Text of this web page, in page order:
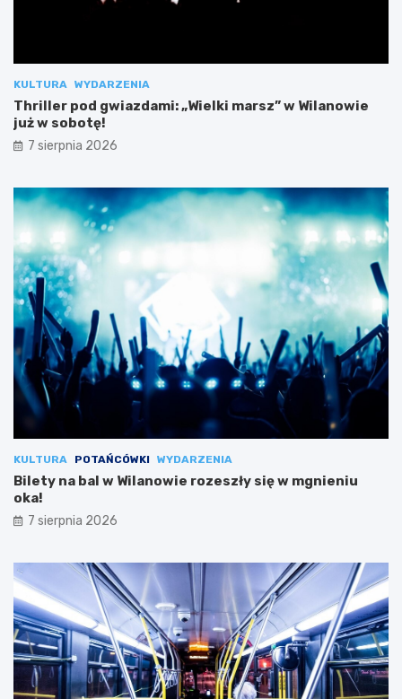
KULTURA WYDARZENIA
Thriller pod gwiazdami: „Wielki marsz” w Wilanowie
już w sobotę!
7 sierpnia 2026
KULTURA POTAŃCÓWKI WYDARZENIA
Bilety na bal w Wilanowie rozeszły się w mgnieniu
oka!
7 sierpnia 2026